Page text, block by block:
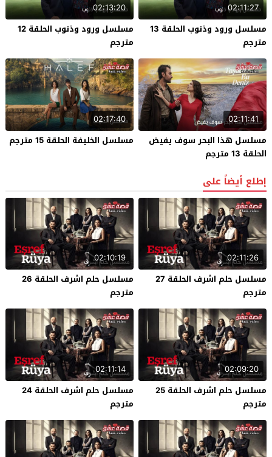
02:11:27
مسلسل ورود وذنوب الحلقة 13
مترجم
02:13:20
مسلسل ورود وذنوب الحلقة 12
مترجم
02:11:41
مسلسل هذا البحر سوف يفيض
الحلقة 13 مترجم
02:17:40
مسلسل الخليفة الحلقة 15 مترجم
إطلع أيضاً على
02:11:26
مسلسل حلم اشرف الحلقة 27
مترجم
02:10:19
مسلسل حلم اشرف الحلقة 26
مترجم
02:09:20
مسلسل حلم اشرف الحلقة 25
مترجم
02:11:14
مسلسل حلم اشرف الحلقة 24
مترجم